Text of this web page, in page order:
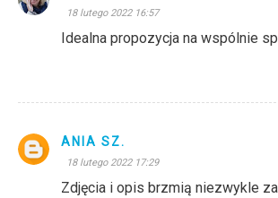
18 lutego 2022 16:57
Idealna propozycja na wspólnie
ANIA SZ.
18 lutego 2022 17:29
Zdjęcia i opis brzmią niezwykle